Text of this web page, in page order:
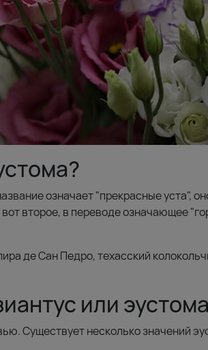
означает "прекрасные уста",
второе, в переводе означающее
де Сан Педро, техасский
или
Существует несколько значений